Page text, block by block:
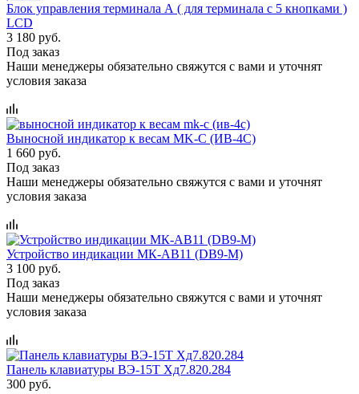
Блок управления терминала А ( для терминала с 5 кнопками )
LCD
3 180 руб.
Под заказ
Наши менеджеры обязательно свяжутся с вами и уточнят
условия заказа
Выносной индикатор к весам MK-C (ИВ-4С)
1 660 руб.
Под заказ
Наши менеджеры обязательно свяжутся с вами и уточнят
условия заказа
Устройство индикации МК-АВ11 (DB9-M)
3 100 руб.
Под заказ
Наши менеджеры обязательно свяжутся с вами и уточнят
условия заказа
Панель клавиатуры ВЭ-15Т Хд7.820.284
300 руб.